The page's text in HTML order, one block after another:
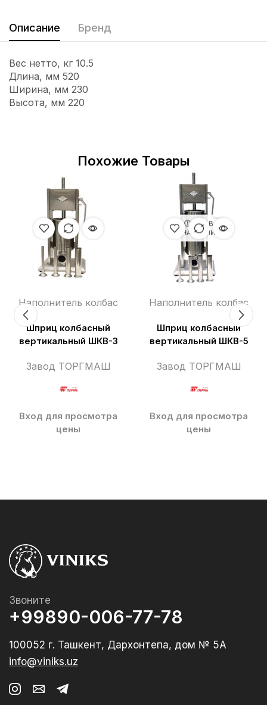
Описание Бренд
Вес нетто, кг 10.5
Длина, мм 520
Ширина, мм 230
Высота, мм 220
Похожие Товары
Наполнитель колбас
Шприц колбасный
вертикальный ШКВ-3
Завод ТОРГМАШ
Вход для просмотра
цены
НЕТ В
НАЛИЧИИ
Наполнитель колбас
Шприц колбасный
вертикальный ШКВ-5
Завод ТОРГМАШ
Вход для просмотра
цены
Звоните
+99890-006-77-78
100052 г. Ташкент, Дархонтепа, дом № 5А
info@viniks.uz